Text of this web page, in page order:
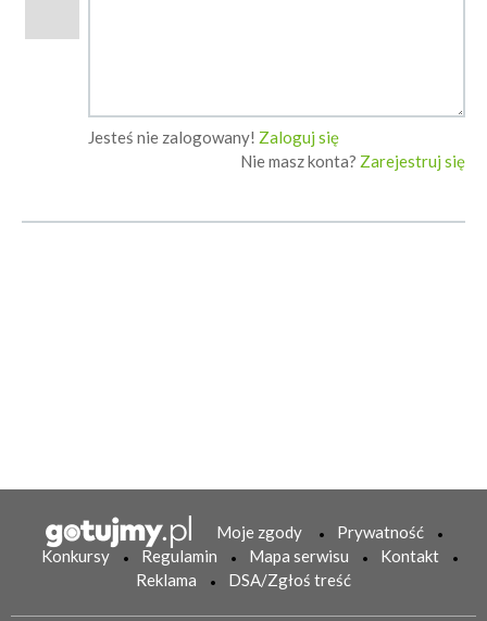
Jesteś nie zalogowany! Zaloguj się
Nie masz konta? Zarejestruj się
Moje zgody
Prywatność
Konkursy
Regulamin Mapa serwisu
Kontakt
Reklama
DSA/Zgłoś treść